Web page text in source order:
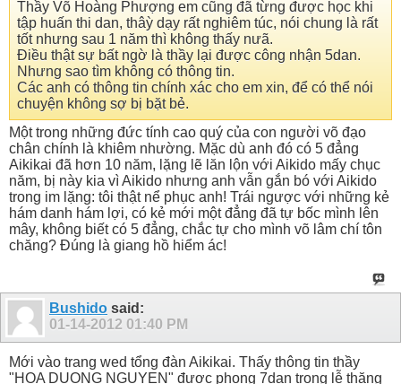
Thầy Võ Hoàng Phượng em cũng đã từng được học khi
tập huấn thi dan, thâỳ dạy rất nghiêm túc, nói chung là rất
tốt nhưng sau 1 năm thì không thấy nưã.
Điều thật sự bất ngờ là thầy lại được công nhận 5dan.
Nhưng sao tìm không có thông tin.
Các anh có thông tin chính xác cho em xin, để có thể nói
chuyện không sợ bị bặt bẻ.
Một trong những đức tính cao quý của con người võ đạo
chân chính là khiêm nhường. Mặc dù anh đó có 5 đẳng
Aikikai đã hơn 10 năm, lặng lẽ lăn lộn với Aikido mấy chục
năm, bị này kia vì Aikido nhưng anh vẫn gắn bó với Aikido
trong im lặng: tôi thật nể phục anh! Trái ngược với những kẻ
hám danh hám lợi, có kẻ mới một đẳng đã tự bốc mình lên
mây, không biết có 5 đẳng, chắc tự cho mình võ lâm chí tôn
chăng? Đúng là giang hồ hiểm ác!
Bushido said:
01-14-2012 01:40 PM
Mới vào trang wed tổng đàn Aikikai. Thấy thông tin thầy
"HOA DUONG NGUYEN" được phong 7dan trong lễ thăng